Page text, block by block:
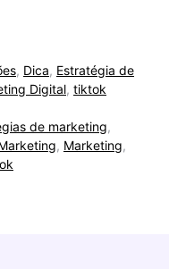
, Dica, Estratégia de
Digital, tiktok
de marketing,
, Marketing,